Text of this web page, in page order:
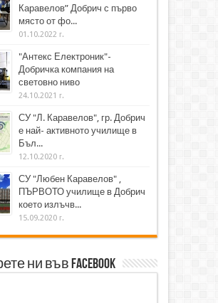
Каравелов” Добрич с първо
място от фо...
01.10.2022 г.
"Антекс Електроник"-
Добричка компания на
световно ниво
24.10.2021 г.
СУ "Л. Каравелов", гр. Добрич
е най- активното училище в
Бъл...
12.10.2020 г.
СУ "Любен Каравелов" ,
ПЪРВОТО училище в Добрич
което излъчв...
15.09.2020 г.
ни във Facebook